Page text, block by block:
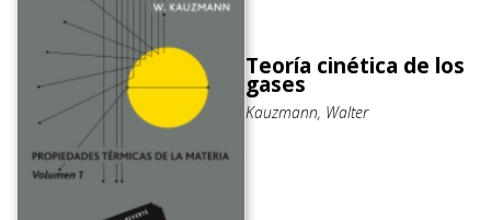
Teoría cinética de los
gases
Kauzmann, Walter